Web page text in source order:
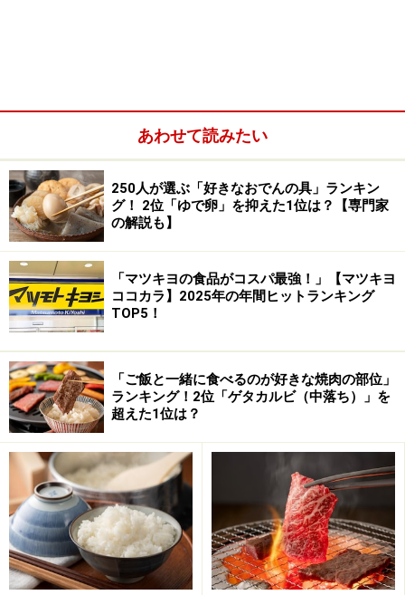
リベルターブル「エリザベス」直径下段11cm、上段８cm
松屋オリジナル限定品で、贅沢な2段仕立てのラグジュ
アリー感が漂うケーキです。ローランペリエ シャンパン
ロゼのクリームと、コクのあるチョコレートムースがち
ょっと大人の味わい。赤い果実のフレッシュな酸味とジ
ュレが上品に香ります。小さなウエディングケーキにも
見え、恋人同士やご夫婦でお召し上がりなら、ムーディ
あわせて読みたい
250人が選ぶ「好きなおでんの具」ランキン
グ！ 2位「ゆで卵」を抑えた1位は？【専門家
の解説も】
「マツキヨの食品がコスパ最強！」【マツキヨ
ココカラ】2025年の年間ヒットランキング
TOP5！
「ご飯と一緒に食べるのが好きな焼肉の部位」
ランキング！2位「ゲタカルビ（中落ち）」を
超えた1位は？